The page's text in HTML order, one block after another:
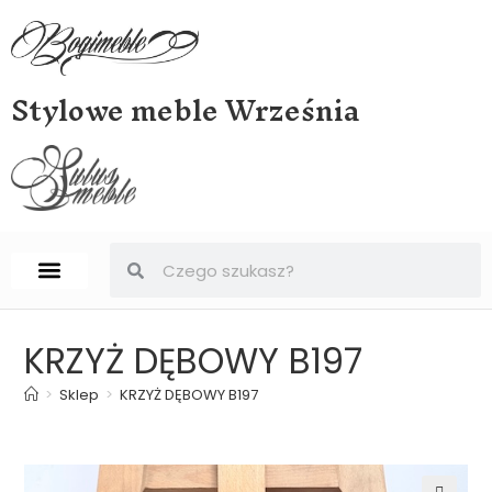
Stylowe meble Września
KRZYŻ DĘBOWY B197
> Sklep > KRZYŻ DĘBOWY B197